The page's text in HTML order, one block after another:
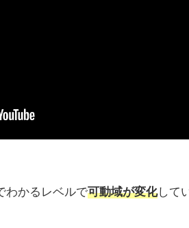
わかるレベルで可動域が変化して